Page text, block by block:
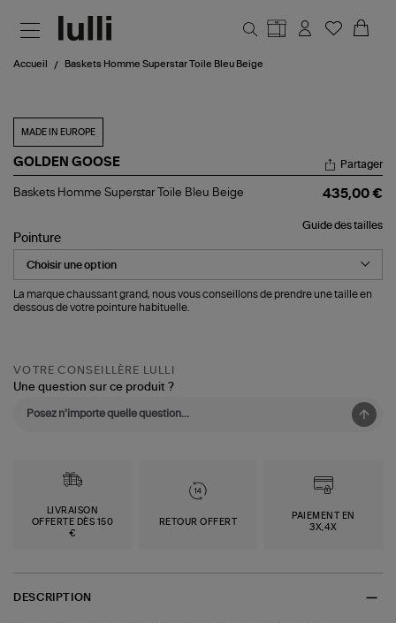
Accueil Baskets Homme Superstar Toile Bleu Beige
MADE IN EUROPE
GOLDEN GOOSE
Baskets
Toile
Bleu
Beige
Partager
Baskets Homme Superstar Toile Bleu Beige 435,00 €
Guide des tailles
Pointure
La marque chaussant grand, nous vous conseillons de prendre une taille en
dessous de votre pointure habituelle.
VOTRE CONSEILLÈRE LULLI
Une question sur ce produit ?
LIVRAISON
OFFERTE DÈS 150
€
RETOUR OFFERT
PAIEMENT EN
3X,4X
DESCRIPTION